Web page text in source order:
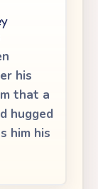
his
that a
hugged
him his